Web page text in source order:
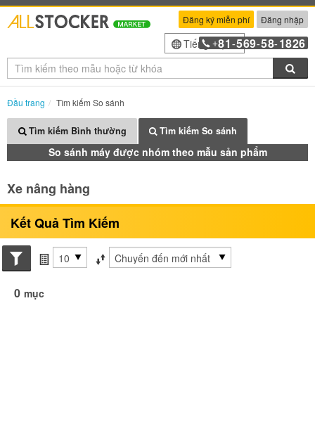
Đăng ký miễn phí Đăng nhập
Tiếng Việt
+81 -569-58-1826
Đầu trang Tìm kiếm So sánh
Tìm kiếm Bình thường Tìm kiếm So sánh
So sánh máy được nhóm theo mẫu sản phẩm
Xe nâng hàng
Kết Quả Tìm Kiếm
Search conditions
các mục mỗi trang
Sắp xếp theo
0 mục